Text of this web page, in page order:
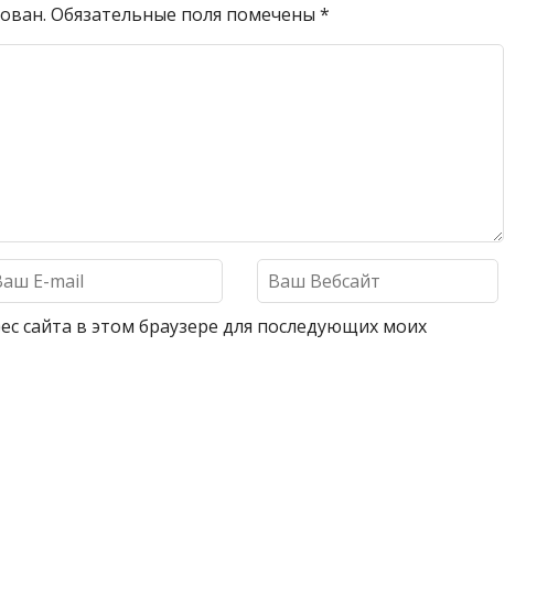
Обязательные поля помечены *
сайта в этом браузере для последующих моих